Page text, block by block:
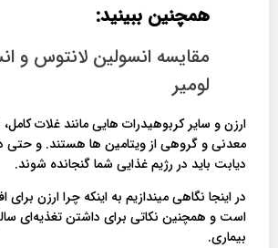
همچنین ببینید:
مقایسه انسولین لانتوس و
لومیر
ارزن و سایر کربوهیدرات هایی مانند غلات کامل،
معدنی و گروهی از ویتامین ها هستند. و حتی
دیابت باید در رژیم غذایی شما گنجانده شوند.
در اینجا نگاهی میندازیم به اینکه چرا ارزن برای
است و همچنین نکاتی برای داشتن تغذیه‌ای سالم
بیماری.